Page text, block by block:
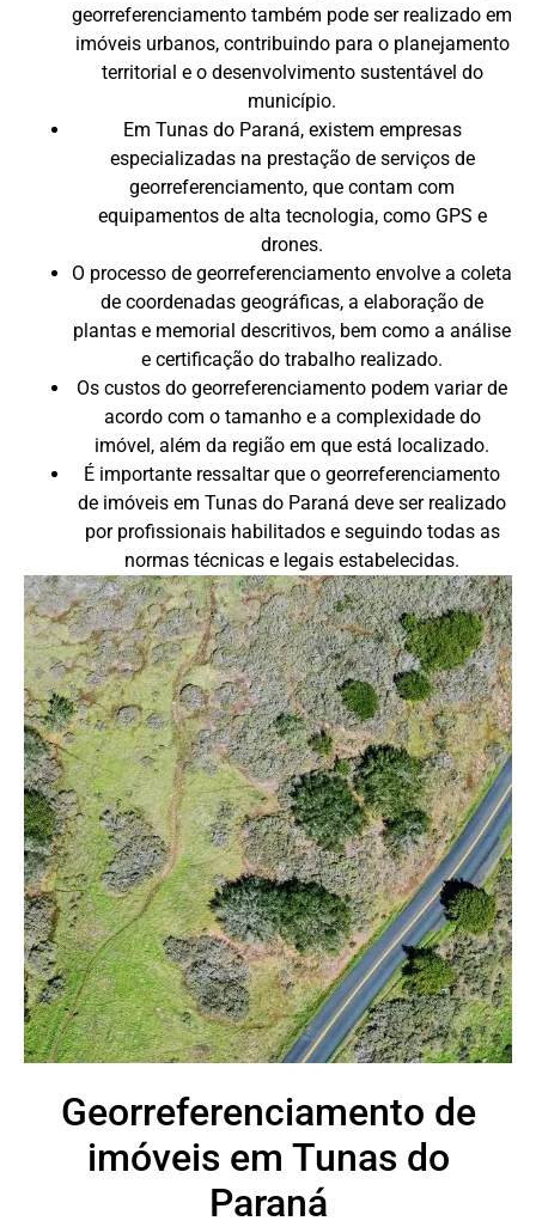
georreferenciamento também pode ser realizado em
imóveis urbanos, contribuindo para o planejamento
territorial e o desenvolvimento sustentável do
município.
Em Tunas do Paraná, existem empresas
especializadas na prestação de serviços de
georreferenciamento, que contam com
equipamentos de alta tecnologia, como GPS e
drones.
O processo de georreferenciamento envolve a coleta
de coordenadas geográficas, a elaboração de
plantas e memorial descritivos, bem como a análise
e certificação do trabalho realizado.
Os custos do georreferenciamento podem variar de
acordo com o tamanho e a complexidade do
imóvel, além da região em que está localizado.
É importante ressaltar que o georreferenciamento
de imóveis em Tunas do Paraná deve ser realizado
por profissionais habilitados e seguindo todas as
normas técnicas e legais estabelecidas.
Georreferenciamento de
imóveis em Tunas do
Paraná